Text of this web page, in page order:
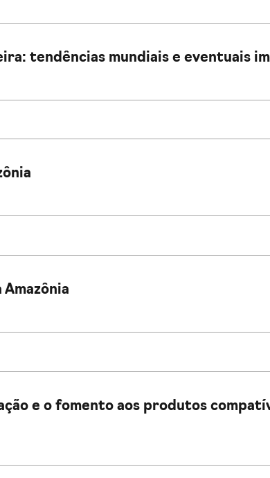
tendências mundiais e eventuais
e o fomento aos produtos